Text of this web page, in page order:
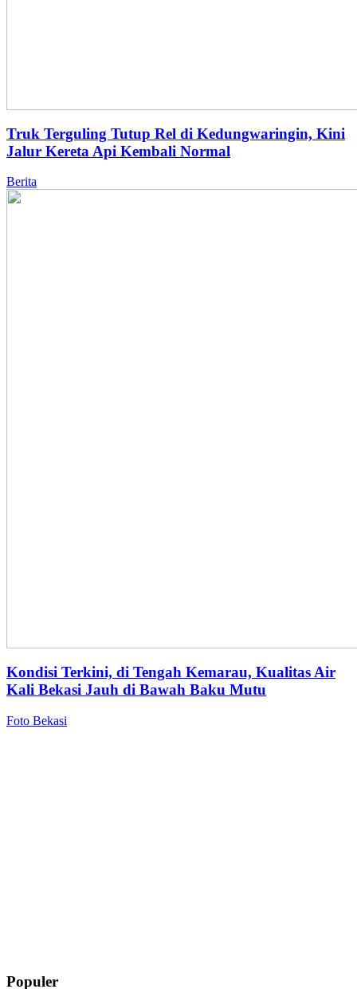
Truk Terguling Tutup Rel di Kedungwaringin, Kini
Jalur Kereta Api Kembali Normal
Berita
Kondisi Terkini, di Tengah Kemarau, Kualitas Air
Kali Bekasi Jauh di Bawah Baku Mutu
Foto Bekasi
Populer